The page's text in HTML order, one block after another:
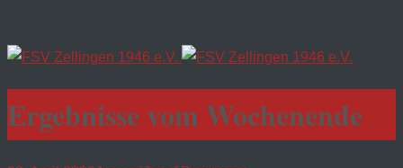
Ergebnisse vom Wochenende